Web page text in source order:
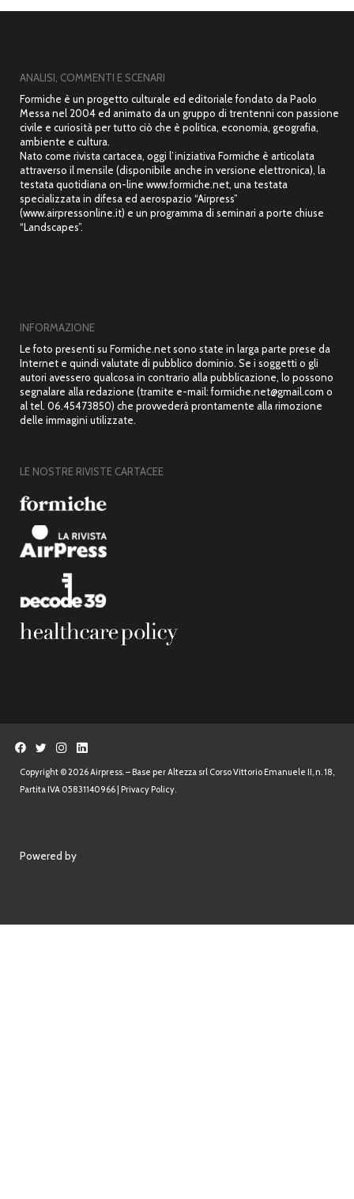
ANALISI, COMMENTI E SCENARI
Formiche è un progetto culturale ed editoriale fondato da Paolo
Messa nel 2004 ed animato da un gruppo di trentenni con passione
civile e curiosità per tutto ciò che è politica, economia, geografia,
ambiente e cultura.
Nato come rivista cartacea, oggi l’iniziativa Formiche è articolata
attraverso il mensile (disponibile anche in versione elettronica), la
testata quotidiana on-line www.formiche.net, una testata
specializzata in difesa ed aerospazio “Airpress”
(www.airpressonline.it) e un programma di seminari a porte chiuse
“Landscapes”.
INFORMAZIONE
Le foto presenti su Formiche.net sono state in larga parte prese da
Internet e quindi valutate di pubblico dominio. Se i soggetti o gli
autori avessero qualcosa in contrario alla pubblicazione, lo possono
segnalare alla redazione (tramite e-mail: formiche.net@gmail.com o
al tel. 06.45473850) che provvederà prontamente alla rimozione
delle immagini utilizzate.
LE NOSTRE RIVISTE CARTACEE
Copyright © 2026 Airpress. – Base per Altezza srl Corso Vittorio Emanuele II, n. 18,
Partita IVA 05831140966 | Privacy Policy.
Powered by